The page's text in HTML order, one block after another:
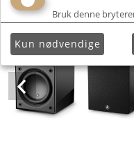
Bruk denne
Kun nødvendige